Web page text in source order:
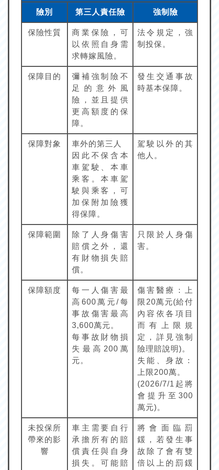
險別 第三人責任險 強制險
保險性質
商業保險，可
以依照自身需
求轉嫁風險。
法令規定，強
制投保。
保障目的
彌補強制險不
足的意外風
險，並且提供
更高額度的保
障。
發生交通事故
時基本保障。
保障對象
車外的第三人
因此不保含本
車駕駛、本車
乘客。本車駕
駛與乘客，可
加保附加險獲
得保障。
駕駛以外的其
他人。
保障範圍
除了人身傷害
賠償之外，還
有財物損失賠
償。
只限於人身傷
害。
保障額度
每一人傷害最
高600萬元/每
事故傷害最高
3,600萬元。
每事故財物損
失最高200萬
元。
傷害醫療：上
限20萬元(給付
內容依各項目
而有上限規
定，詳見強制
險理賠說明)。
失能、身故：
上限200萬。
(2026/7/1起將
會提升至300
萬元)。
未投保所
帶來的影
響
車主需要自行
承擔所有的賠
償責任與自身
損失。可能賠
將會面臨罰
鍰，若發生事
故除了會有雙
倍以上的罰鍰